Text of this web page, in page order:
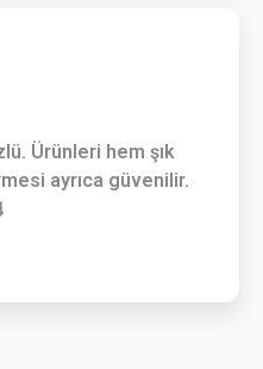
Ürünleri hem şık
ayrıca güvenilir.